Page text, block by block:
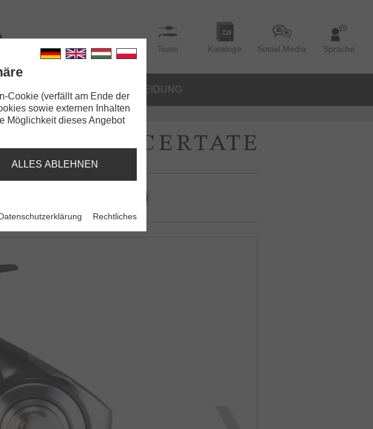
Team Kataloge Social Media Sprache
BEKLEIDUNG
Cookie (verfällt am Ende der
sowie externen Inhalten
Möglichkeit dieses Angebot
ALLES ABLEHNEN
Rechtliches